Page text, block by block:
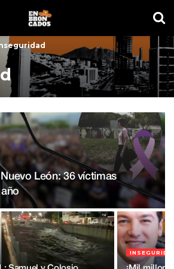
León: 36 víctimas